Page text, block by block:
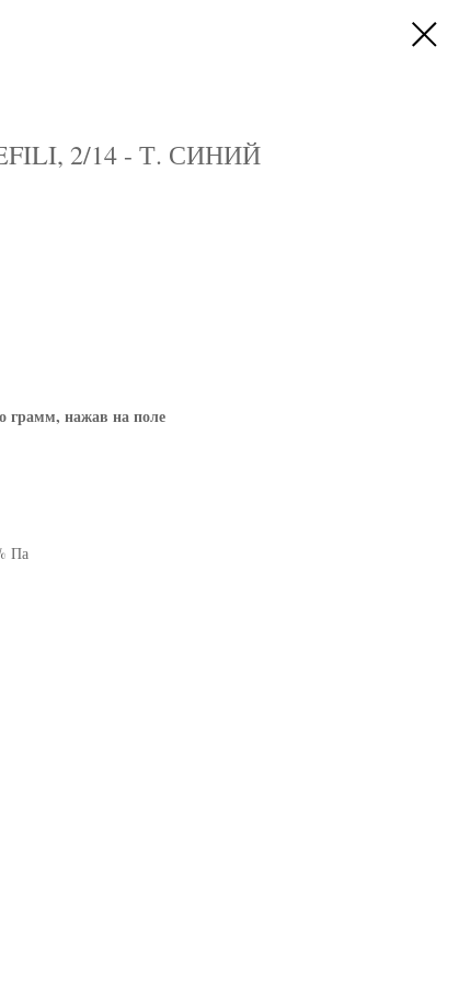
2/14 - Т. СИНИЙ
грамм, нажав на поле
Па